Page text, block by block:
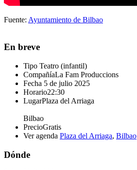
Fuente: Ayuntamiento de Bilbao
En breve
Tipo Teatro (infantil)
CompañíaLa Fam Produccions
Fecha 5 de julio 2025
Horario22:30
LugarPlaza del Arriaga
Bilbao
PrecioGratis
Ver agenda Plaza del Arriaga, Bilbao
Dónde